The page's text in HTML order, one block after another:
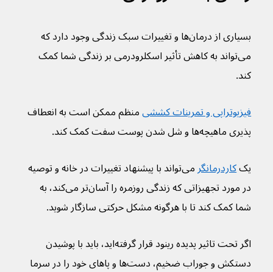
بسیاری از درمان‌ها و تغییرات سبک زندگی وجود دارد که
می‌تواند به کاهش تأثیر اسکلرودرمی بر زندگی شما کمک
کند.
فیزیوتراپی و تمرینات کششی منظم ممکن است به انعطاف
پذیری ماهیچه‌ها و شل شدن پوست سفت کمک کند.
یک کاردرمانگر
می‌تواند با پیشنهاد تغییرات در خانه و توصیه
در مورد تجهیزاتی که زندگی روزمره را آسان‌تر می‌کند، به
شما کمک کند تا با هرگونه مشکل حرکتی سازگار شوید.
اگر تحت تاثیر پدیده رینود قرار گرفته‌اید، باید با پوشیدن
دستکش و جوراب ضخیم، دست‌ها و پاهای خود را در سرما